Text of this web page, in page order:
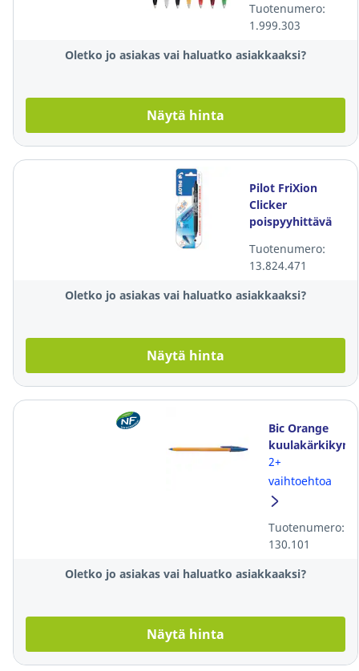
medium
värilajitelma
Tuotenumero:
1.999.303
Oletko jo asiakas vai haluatko asiakkaaksi?
Näytä hinta
Pilot FriXion
Clicker
poispyyhittävä
mekanismilla 0,7
blisteri
Tuotenumero:
13.824.471
Oletko jo asiakas vai haluatko asiakkaaksi?
Näytä hinta
Bic Orange
kuulakärkikynä
korkilla
0,30mm
sininen
2+
vaihtoehtoa
Tuotenumero:
130.101
Oletko jo asiakas vai haluatko asiakkaaksi?
Näytä hinta